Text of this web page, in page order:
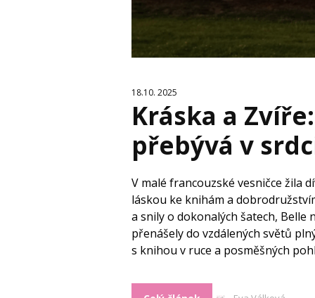
18.10. 2025
Kráska a
přebývá v
V malé francouzské vesničce žila
láskou ke knihám a
a snily o dokonalých šatech, Belle
přenášely do vzdálených světů
s knihou v ruce a posměšných